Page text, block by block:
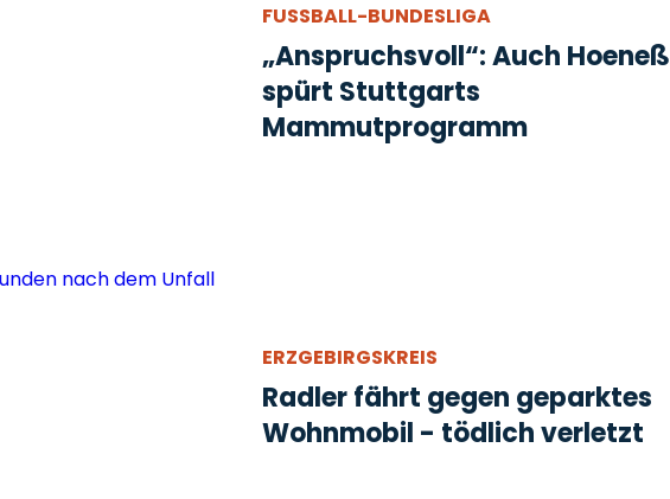
FUSSBALL-BUNDESLIGA
„Anspruchsvoll“: Auch Hoeneß
spürt Stuttgarts
Mammutprogramm
ERZGEBIRGSKREIS
Radler fährt gegen geparktes
Wohnmobil - tödlich verletzt